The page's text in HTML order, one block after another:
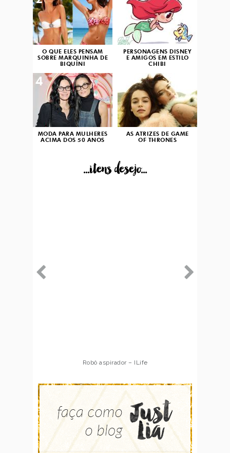
O QUE ELES PENSAM
SOBRE MARQUINHA DE
BIQUÍNI
PERSONAGENS DISNEY
E AMIGOS EM ESTILO
CHIBI
MODA PARA MULHERES
ACIMA DOS 50 ANOS
4
AS ATRIZES DE GAME
OF THRONES
...itens desejo...
Robô aspirador – ILife